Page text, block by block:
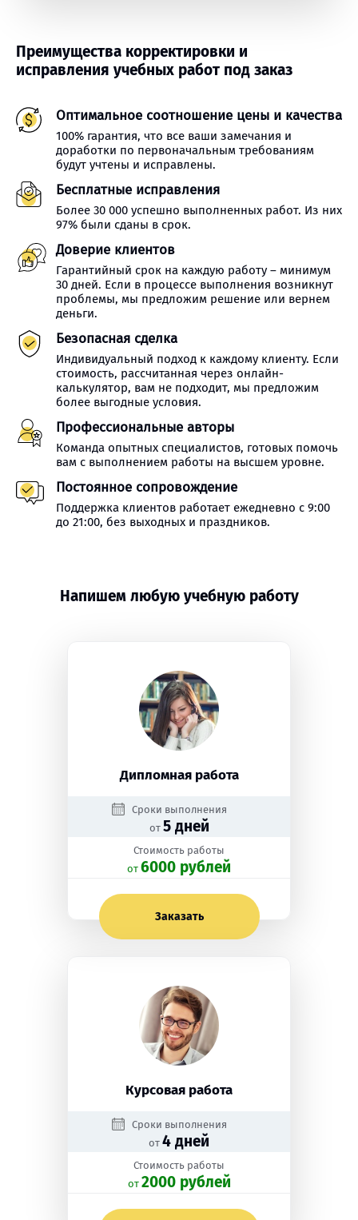
Преимущества корректировки и
исправления учебных работ под заказ
Оптимальное соотношение цены и качества
100% гарантия, что все ваши замечания и
доработки по первоначальным требованиям
будут учтены и исправлены.
Бесплатные исправления
Более 30 000 успешно выполненных работ. Из них
97% были сданы в срок.
Доверие клиентов
Гарантийный срок на каждую работу – минимум
30 дней. Если в процессе выполнения возникнут
проблемы, мы предложим решение или вернем
деньги.
Безопасная сделка
Индивидуальный подход к каждому клиенту. Если
стоимость, рассчитанная через онлайн-
калькулятор, вам не подходит, мы предложим
более выгодные условия.
Профессиональные авторы
Команда опытных специалистов, готовых помочь
вам с выполнением работы на высшем уровне.
Постоянное сопровождение
Поддержка клиентов работает ежедневно с 9:00
до 21:00, без выходных и праздников.
Напишем любую учебную работу
Дипломная работа
Сроки выполнения
от 5 дней
Стоимость работы
oт 6000 рублей
Заказать
Курсовая работа
Сроки выполнения
от 4 дней
Стоимость работы
oт 2000 рублей